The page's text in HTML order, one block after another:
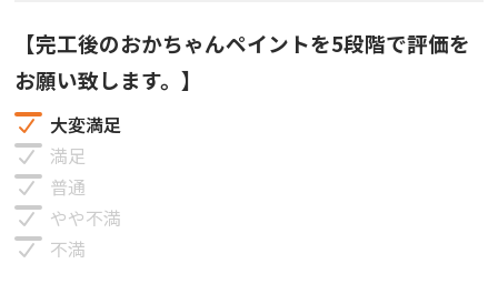
【完工後のおかちゃんペイントを5段階で評価を
お願い致します。】
大変満足
満足
普通
やや不満
不満